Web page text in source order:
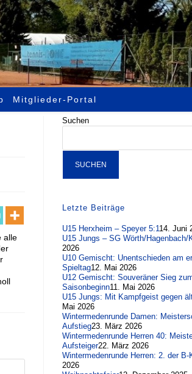
Mitglieder-Portal
alle
Suchen
SUCHEN
Letzte Beiträge
U15 Herxheim – Speyer 5:114. Juni
U15 Jungs – SG Wörth/Hagenbach/
2026
U10 Gemischt: Unentschieden am
Spieltag12. Mai 2026
U12 Gemischt: Souveräner Sieg
Saisonbeginn11. Mai 2026
U15 Jungs: Mit Kampfgeist gegen
Mai 2026
Wintermedenrunde Damen:
Aufstieg23. März 2026
Wintermedenrunde Herren 40:
Aufsteiger22. März 2026
Wintermedenrunde Herren: 2. der B-
2026